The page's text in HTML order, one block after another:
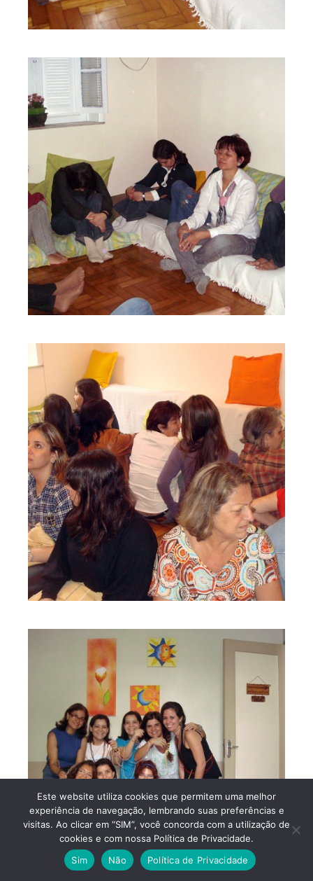
Este website utiliza cookies que permitem uma melhor
experiência de navegação, lembrando suas preferências e
visitas. Ao clicar em “SIM”, você concorda com a utilização de
cookies e com nossa Política de Privacidade.
Sim
Não Política de Privacidade